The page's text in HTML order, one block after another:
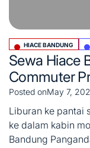
Posted
in
HIACE BANDUNG
Sewa Hiace
Commuter
Posted onMay 7,
Liburan ke pantai
ke dalam kabin
Bandung